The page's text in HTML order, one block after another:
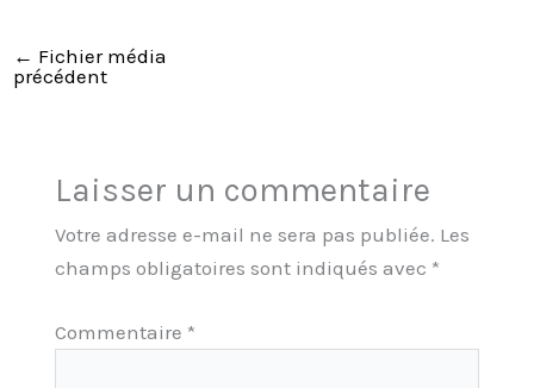
← Fichier média
précédent
Laisser un commentaire
Votre adresse e-mail ne sera pas publiée. Les
champs obligatoires sont indiqués avec *
Commentaire *